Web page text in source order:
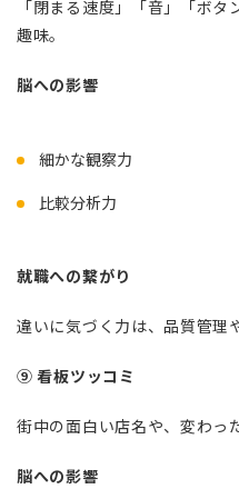
「閉まる速度」「音」「ボ
趣味。
脳への影響
細かな観察力
比較分析力
就職への繋がり
違いに気づく力は、品質管理
⑨ 看板ツッコミ
街中の面白い店名や、変わっ
脳への影響